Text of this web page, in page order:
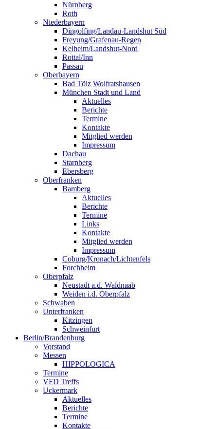
Nürnberg
Roth
Niederbayern
Dingolfing/Landau-Landshut Süd
Freyung/Grafenau-Regen
Kelheim/Landshut-Nord
Rottal/Inn
Passau
Oberbayern
Bad Tölz Wolfratshausen
München Stadt und Land
Aktuelles
Berichte
Termine
Kontakte
Mitglied werden
Impressum
Dachau
Starnberg
Ebersberg
Oberfranken
Bamberg
Aktuelles
Berichte
Termine
Links
Kontakte
Mitglied werden
Impressum
Coburg/Kronach/Lichtenfels
Forchheim
Oberpfalz
Neustadt a.d. Waldnaab
Weiden i.d. Oberpfalz
Schwaben
Unterfranken
Kitzingen
Schweinfurt
Berlin/Brandenburg
Vorstand
Messen
HIPPOLOGICA
Termine
VFD Treffs
Uckermark
Aktuelles
Berichte
Termine
Kontakte